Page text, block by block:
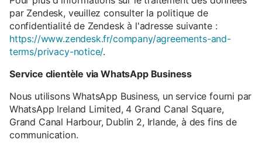
par Zendesk, veuillez consulter la politique de
confidentialité de Zendesk à l'adresse suivante :
https://www.zendesk.fr/company/agreements-and-
terms/privacy-notice/.
Service clientèle via WhatsApp Business
Nous utilisons WhatsApp Business, un service fourni par
WhatsApp Ireland Limited, 4 Grand Canal Square,
Grand Canal Harbour, Dublin 2, Irlande, à des fins de
communication.